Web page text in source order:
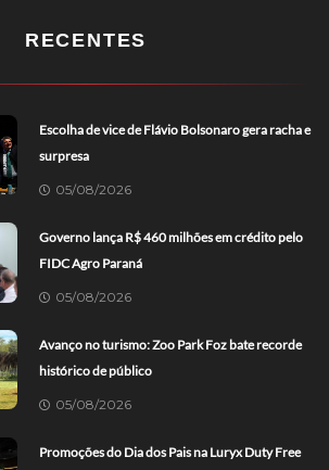
RECENTES
Escolha de vice de Flávio Bolsonaro gera racha e
surpresa
05/08/2026
Governo lança R$ 460 milhões em crédito pelo
FIDC Agro Paraná
05/08/2026
Avanço no turismo: Zoo Park Foz bate recorde
histórico de público
05/08/2026
Promoções do Dia dos Pais na Luryx Duty Free